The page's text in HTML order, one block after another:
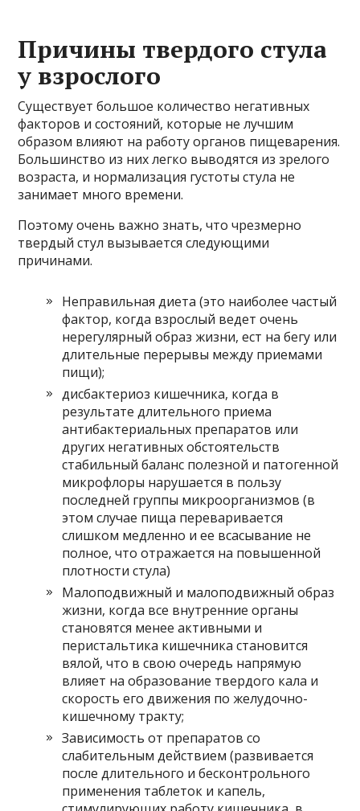
Причины твердого стула
у взрослого
Существует большое количество негативных
факторов и состояний, которые не лучшим
образом влияют на работу органов пищеварения.
Большинство из них легко выводятся из зрелого
возраста, и нормализация густоты стула не
занимает много времени.
Поэтому очень важно знать, что чрезмерно
твердый стул вызывается следующими
причинами.
Неправильная диета (это наиболее частый
фактор, когда взрослый ведет очень
нерегулярный образ жизни, ест на бегу или
длительные перерывы между приемами
пищи);
дисбактериоз кишечника, когда в
результате длительного приема
антибактериальных препаратов или
других негативных обстоятельств
стабильный баланс полезной и патогенной
микрофлоры нарушается в пользу
последней группы микроорганизмов (в
этом случае пища переваривается
слишком медленно и ее всасывание не
полное, что отражается на повышенной
плотности стула)
Малоподвижный и малоподвижный образ
жизни, когда все внутренние органы
становятся менее активными и
перистальтика кишечника становится
вялой, что в свою очередь напрямую
влияет на образование твердого кала и
скорость его движения по желудочно-
кишечному тракту;
Зависимость от препаратов со
слабительным действием (развивается
после длительного и бесконтрольного
применения таблеток и капель,